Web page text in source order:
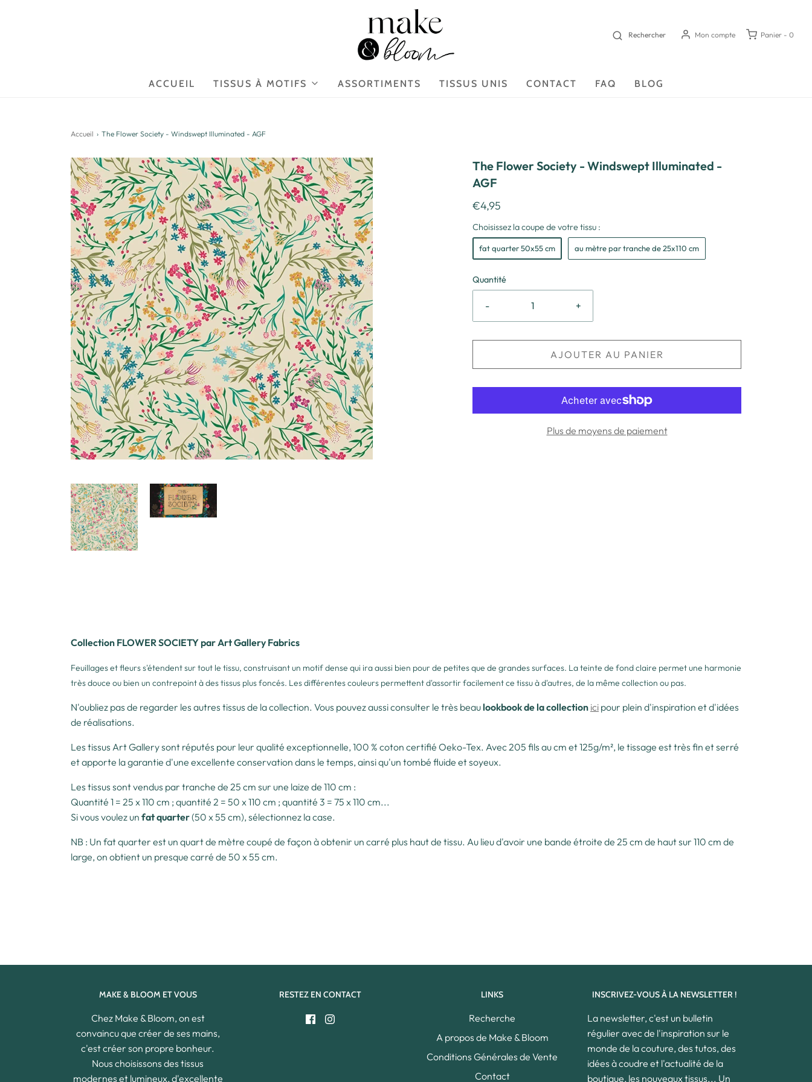
Rechercher Mon compte Panier - 0
ACCUEIL TISSUS À MOTIFS ASSORTIMENTS TISSUS UNIS CONTACT FAQ BLOG
Accueil › The Flower Society - Windswept Illuminated - AGF
The Flower Society - Windswept Illuminated -
AGF
€4,95
Choisissez la coupe de votre tissu :
fat quarter 50x55 cm au mètre par tranche de 25x110 cm
Quantité
- +
AJOUTER AU PANIER
Plus de moyens de paiement
Collection FLOWER SOCIETY par Art Gallery Fabrics
Feuillages et fleurs s'étendent sur tout le tissu, construisant un motif dense qui ira aussi bien pour de petites que de grandes surfaces. La teinte de fond claire permet une harmonie
très douce ou bien un contrepoint à des tissus plus foncés. Les différentes couleurs permettent d'assortir facilement ce tissu à d'autres, de la même collection ou pas.
N'oubliez pas de regarder les autres tissus de la collection. Vous pouvez aussi consulter le très beau lookbook de la collection ici pour plein d'inspiration et d'idées
de réalisations.
Les tissus Art Gallery sont réputés pour leur qualité exceptionnelle, 100 % coton certifié Oeko-Tex. Avec 205 fils au cm et 125g/m², le tissage est très fin et serré
et apporte la garantie d'une excellente conservation dans le temps, ainsi qu'un tombé fluide et soyeux.
Les tissus sont vendus par tranche de 25 cm sur une laize de 110 cm :
Quantité 1 = 25 x 110 cm ; quantité 2 = 50 x 110 cm ; quantité 3 = 75 x 110 cm...
Si vous voulez un fat quarter(50 x 55 cm), sélectionnez la case.
NB : Un fat quarter est un quart de mètre coupé de façon à obtenir un carré plus haut de tissu. Au lieu d'avoir une bande étroite de 25 cm de haut sur 110 cm de
large, on obtient un presque carré de 50 x 55 cm.
MAKE & BLOOM ET VOUS
Chez Make & Bloom, on est
convaincu que créer de ses mains,
c'est créer son propre bonheur.
Nous choisissons des tissus
modernes et lumineux, d'excellente
RESTEZ EN CONTACT LINKS
Recherche
A propos de Make & Bloom
Conditions Générales de Vente
Contact
INSCRIVEZ-VOUS À LA NEWSLETTER !
La newsletter, c'est un bulletin
régulier avec de l'inspiration sur le
monde de la couture, des tutos, des
idées à coudre et l'actualité de la
boutique, les nouveaux tissus... Un